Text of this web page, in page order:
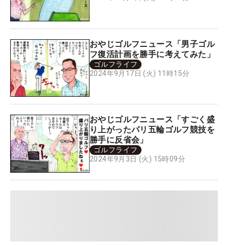
おやじゴルフニュース「男子ゴル
フ復活計画を勝手に考えてみた」
ゴルフライフ
2024年9月17日 (火) 11時15分
おやじゴルフニュース「すごく盛
り上がったパリ五輪ゴルフ競技を
勝手に反省会」
ゴルフライフ
2024年9月3日 (火) 15時09分